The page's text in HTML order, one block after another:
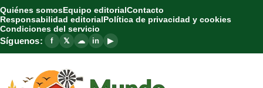
Quiénes somosEquipo editorialContacto
Responsabilidad editorialPolítica de privacidad y cookies
Condiciones del servicio
Síguenos: f 𝕏 ☁ in ▶